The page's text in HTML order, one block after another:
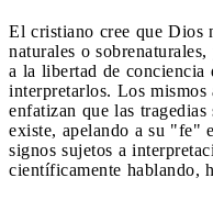
El cristiano cree que Dios
naturales o
a la libertad de conciencia
interpretarlos. Los mismos
enfatizan que las
existe, apelando a su "fe"
signos sujetos a
científicamente hablando,